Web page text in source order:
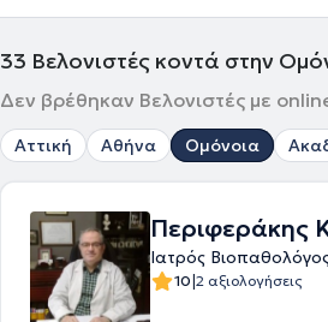
33 Βελονιστές κοντά στην
Δεν βρέθηκαν Βελονιστές με
Αττική Αθήνα Ομόνοια
Περιφεράκης
Ιατρός
10|2 αξιολογήσεις